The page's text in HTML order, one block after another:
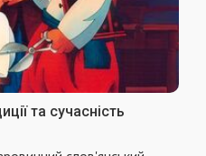
та сучасність